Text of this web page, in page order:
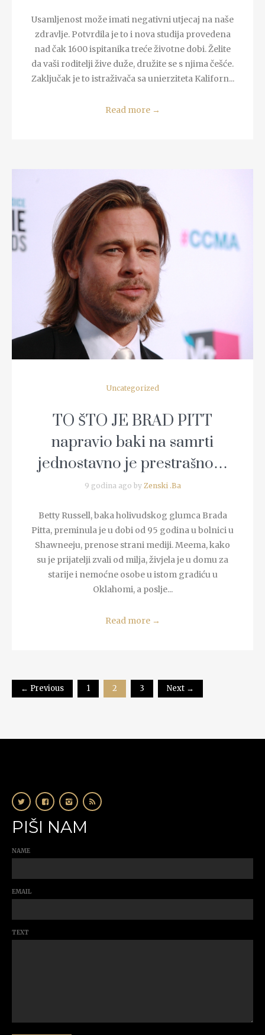
Usamljenost može imati negativni utjecaj na naše
zdravlje. Potvrdila je to i nova studija provedena
nad čak 1600 ispitanika treće životne dobi. Želite
da vaši roditelji žive duže, družite se s njima češće.
Zaključak je to istraživača sa unierziteta Kaliforn...
Read more →
READ MORE
Uncategorized
TO ŠTO JE BRAD PITT
napravio baki na samrti
jednostavno je prestrašno…
9 godina ago by Zenski .Ba
Betty Russell, baka holivudskog glumca Brada
Pitta, preminula je u dobi od 95 godina u bolnici u
Shawneeju, prenose strani mediji. Meema, kako
su je prijatelji zvali od milja, živjela je u domu za
starije i nemoćne osobe u istom gradiću u
Oklahomi, a poslje...
Read more →
← Previous 1 2 3 Next →
PIŠI NAM
NAME
EMAIL
TEXT